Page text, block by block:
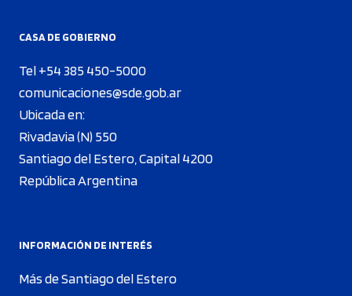
CASA DE GOBIERNO
Tel +54 385 450-5000
comunicaciones@sde.gob.ar
Ubicada en:
Rivadavia (N) 550
Santiago del Estero, Capital 4200
República Argentina
INFORMACIÓN DE INTERÉS
Más de Santiago del Estero